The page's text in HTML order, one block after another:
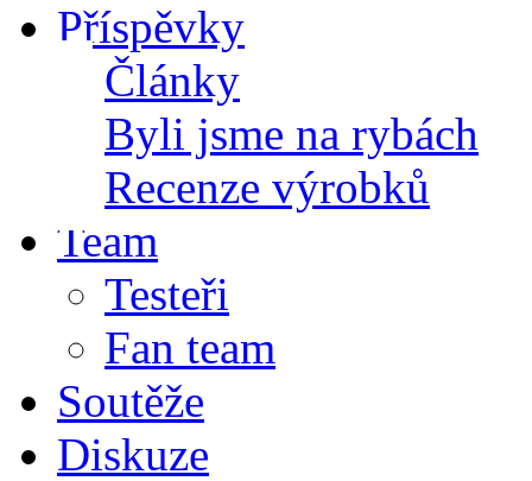
Příspěvky
Články
Byli jsme na rybách
Recenze výrobků
Team
Testeři
Fan team
Soutěže
Diskuze